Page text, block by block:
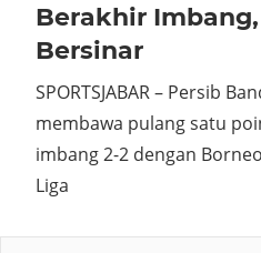
Berakhir
Bersinar
SPORTSJABAR – Persib
membawa pulang satu
imbang 2-2 dengan
Liga